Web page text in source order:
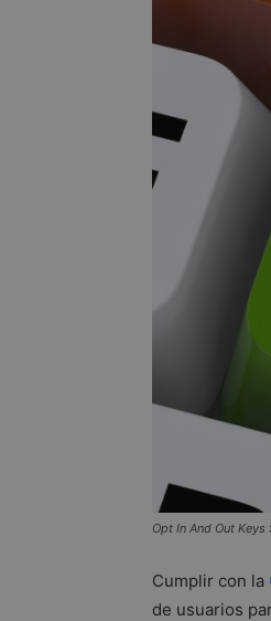
Opt In And Out
Cumplir con la
de usuarios